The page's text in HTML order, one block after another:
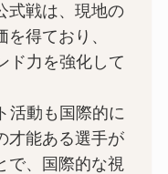
式戦は、現地の
得ており、
ド力を強化して
活動も国際的に
才能ある選手が
で、国際的な視